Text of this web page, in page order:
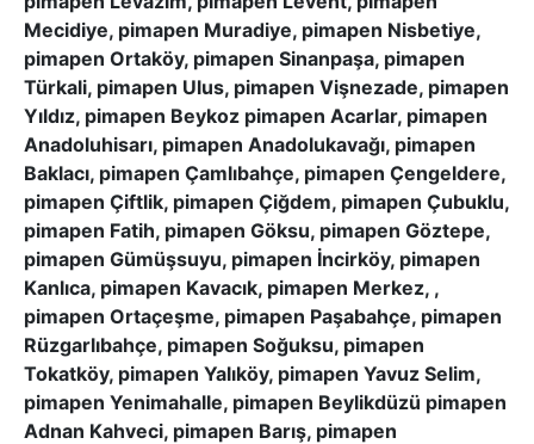
Mecidiye, pimapen Muradiye, pimapen Nisbetiye,
pimapen Ortaköy, pimapen Sinanpaşa, pimapen
Türkali, pimapen Ulus, pimapen Vişnezade, pimapen
Yıldız, pimapen Beykoz pimapen Acarlar, pimapen
Anadoluhisarı, pimapen Anadolukavağı, pimapen
Baklacı, pimapen Çamlıbahçe, pimapen Çengeldere,
pimapen Çiftlik, pimapen Çiğdem, pimapen Çubuklu,
pimapen Fatih, pimapen Göksu, pimapen Göztepe,
pimapen Gümüşsuyu, pimapen İncirköy, pimapen
Kanlıca, pimapen Kavacık, pimapen Merkez, ,
pimapen Ortaçeşme, pimapen Paşabahçe, pimapen
Rüzgarlıbahçe, pimapen Soğuksu, pimapen
Tokatköy, pimapen Yalıköy, pimapen Yavuz Selim,
pimapen Yenimahalle, pimapen Beylikdüzü pimapen
Adnan Kahveci, pimapen Barış, pimapen